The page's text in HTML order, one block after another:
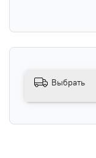
Выбрать